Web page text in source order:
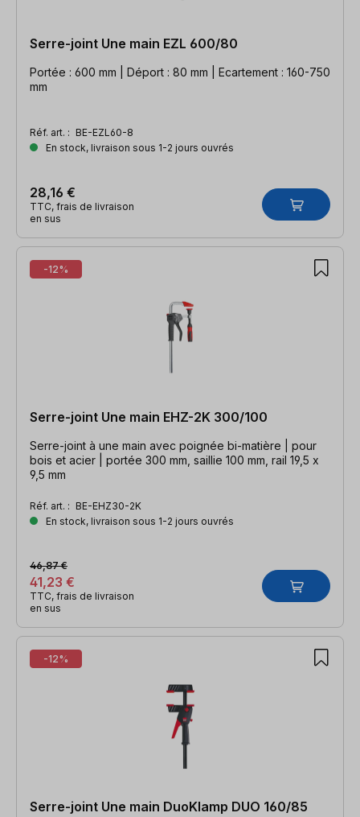
Serre-joint Une main EZL 600/80
Portée : 600 mm | Déport : 80 mm | Ecartement : 160-750
mm
Réf. art. : BE-EZL60-8
En stock, livraison sous 1-2 jours ouvrés
28,16 €
TTC, frais de livraison
en sus
-12%
Serre-joint Une main EHZ-2K 300/100
Serre-joint à une main avec poignée bi-matière | pour
bois et acier | portée 300 mm, saillie 100 mm, rail 19,5 x
9,5 mm
Réf. art. : BE-EHZ30-2K
En stock, livraison sous 1-2 jours ouvrés
41,23 €
46,87 €
TTC, frais de livraison
en sus
-12%
Serre-joint Une main DuoKlamp DUO 160/85